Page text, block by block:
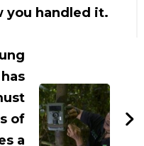
you handled it.
of
a